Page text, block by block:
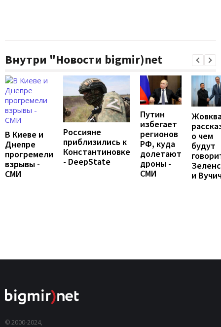
Внутри "Новости bigmir)net
В Киеве и
Днепре
прогремели
взрывы -
СМИ
Россияне
приблизились к
Константиновке
- DeepState
Путин
избегает
регионов
РФ, куда
долетают
дроны -
СМИ
о чем
будут
и
© 2000-2024,